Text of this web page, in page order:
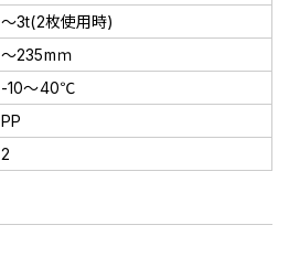
～3t(2枚使用時)
～235mｍ
-10～40℃
PP
2